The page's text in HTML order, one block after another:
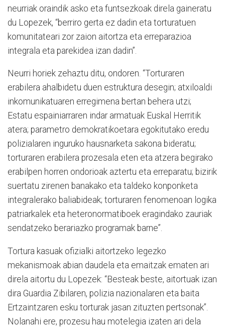
neurriak oraindik asko eta funtsezkoak direla gaineratu
du Lopezek, “berriro gerta ez dadin eta torturatuen
komunitateari zor zaion aitortza eta erreparazioa
integrala eta parekidea izan dadin”.
Neurri horiek zehaztu ditu, ondoren. “Torturaren
erabilera ahalbidetu duen estruktura desegin; atxiloaldi
inkomunikatuaren erregimena bertan behera utzi;
Estatu espainiarraren indar armatuak Euskal Herritik
atera; parametro demokratikoetara egokitutako eredu
polizialaren inguruko hausnarketa sakona bideratu;
torturaren erabilera prozesala eten eta atzera begirako
erabilpen horren ondorioak aztertu eta erreparatu; bizirik
suertatu zirenen banakako eta taldeko konponketa
integralerako baliabideak; torturaren fenomenoan logika
patriarkalek eta heteronormatiboek eragindako zauriak
sendatzeko berariazko programak barne”.
Tortura kasuak ofizialki aitortzeko legezko
mekanismoak abian daudela eta emaitzak ematen ari
direla aitortu du Lopezek: “Besteak beste, aitortuak izan
dira Guardia Zibilaren, polizia nazionalaren eta baita
Ertzaintzaren esku torturak jasan zituzten pertsonak”.
Nolanahi ere, prozesu hau motelegia izaten ari dela